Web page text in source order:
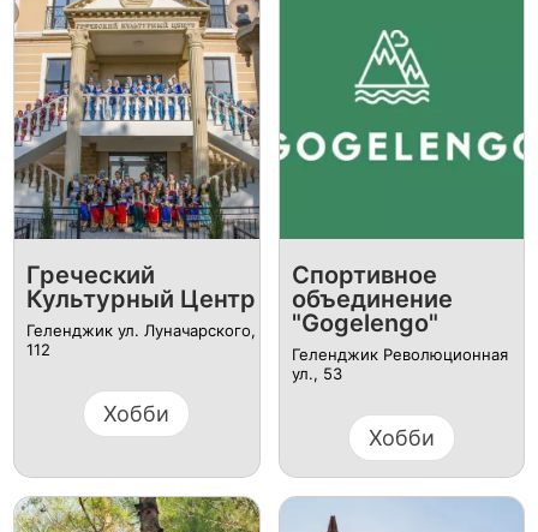
Греческий
Культурный Центр
Геленджик ул. Луначарского,
112
Хобби
Спортивное
объединение
"Gogelengo"
Геленджик Революционная
ул., 53
Хобби